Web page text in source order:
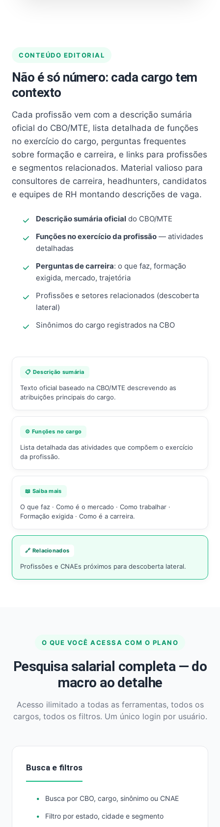
CONTEÚDO EDITORIAL
Não é só número: cada cargo tem
contexto
Cada profissão vem com a descrição sumária
oficial do CBO/MTE, lista detalhada de funções
no exercício do cargo, perguntas frequentes
sobre formação e carreira, e links para profissões
e segmentos relacionados. Material valioso para
consultores de carreira, headhunters, candidatos
e equipes de RH montando descrições de vaga.
Descrição sumária oficial do CBO/MTE
Funções no exercício da profissão — atividades
detalhadas
Perguntas de carreira: o que faz, formação
exigida, mercado, trajetória
Profissões e setores relacionados (descoberta
lateral)
Sinônimos do cargo registrados na CBO
📋 Descrição sumária
Texto oficial baseado na CBO/MTE descrevendo as
atribuições principais do cargo.
⚙️ Funções no cargo
Lista detalhada das atividades que compõem o exercício
da profissão.
📖 Saiba mais
O que faz · Como é o mercado · Como trabalhar ·
Formação exigida · Como é a carreira.
🔗 Relacionados
Profissões e CNAEs próximos para descoberta lateral.
O QUE VOCÊ ACESSA COM O PLANO
Pesquisa salarial completa — do
macro ao detalhe
Acesso ilimitado a todas as ferramentas, todos os
cargos, todos os filtros. Um único login por usuário.
Busca e filtros
Busca por CBO, cargo, sinônimo ou CNAE
Filtro por estado, cidade e segmento